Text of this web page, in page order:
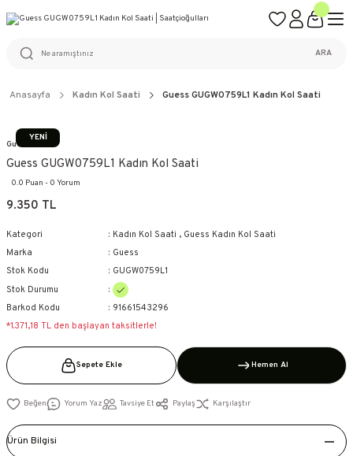
%100 ORİJİNAL ÜRÜN GARANTİSİ
ARA
Anasayfa Kadın Kol Saati Guess GUGW0759L1 Kadın Kol Saati
YENİ
Guess
Guess GUGW0759L1 Kadın Kol Saati
0.0 Puan - 0 Yorum
9.350 TL
Kategori Kadın Kol Saati , Guess Kadın Kol Saati
Marka
Guess
Stok Kodu
GUGW0759L1
Stok Durumu
Barkod Kodu
91661543296
*1.371,18 TL den başlayan taksitlerle!
Sepete Ekle Hemen Al
Yorum Yaz Tavsiye Et Paylaş Karşılaştır
Ürün Bilgisi